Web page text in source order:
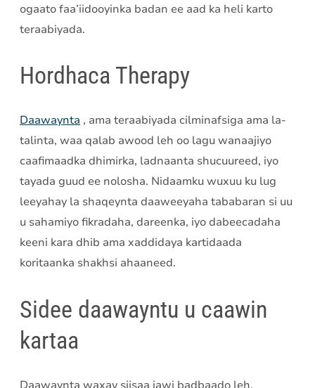
ogaato faa’iidooyinka badan ee aad ka heli karto
teraabiyada.
Hordhaca Therapy
Daawaynta , ama teraabiyada cilminafsiga ama la-
talinta, waa qalab awood leh oo lagu wanaajiyo
caafimaadka dhimirka, ladnaanta shucuureed, iyo
tayada guud ee nolosha. Nidaamku wuxuu ku lug
leeyahay la shaqeynta daaweeyaha tababaran si uu
u sahamiyo fikradaha, dareenka, iyo dabeecadaha
keeni kara dhib ama xaddidaya kartidaada
koritaanka shakhsi ahaaneed.
Sidee daawayntu u caawin
kartaa